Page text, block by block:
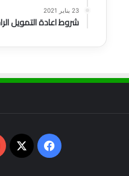
23 يناير 2021
شروط اعادة التمويل
فيسبوك
‫X